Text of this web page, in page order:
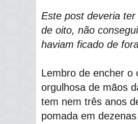
Este post deveria
de oito, não
haviam ficado de
Lembro de encher o
orgulhosa de mãos
tem nem três anos
pomada em